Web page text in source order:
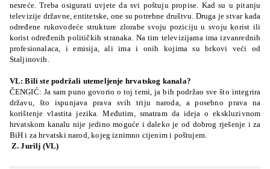
nesreće. Treba osigurati uvjete da svi poštuju propise. Kad su u pitanju
televizije državne, entitetske, one su potrebne društvu. Druga je stvar kada
određene rukovodeće strukture zlorabe svoju poziciju u svoju korist ili
korist određenih političkih stranaka. Na tim televizijama ima izvanrednih
profesionalaca, i emisija, ali ima i onih kojima su brkovi veći od
Staljinovih.
VL: Bili ste podržali utemeljenje hrvatskog kanala?
ČENGIĆ: Ja sam puno govorio o toj temi, ja bih podržao sve što integrira
državu, što ispunjava prava svih triju naroda, a posebno prava na
korištenje vlastita jezika. Međutim, smatram da ideja o ekskluzivnom
hrvatskom kanalu nije jedino moguće i daleko je od dobrog rješenje i za
BiH i za hrvatski narod, kojeg iznimno cijenim i poštujem.
Z. Jurilj (VL)